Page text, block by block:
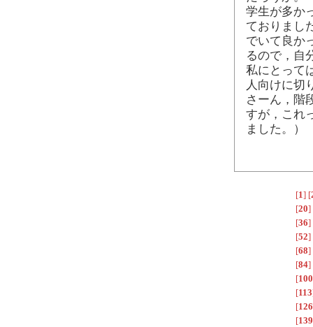
学生が多か
ておりまし
でいて良か
るので，自
私にとって
人向けに切
さーん，階
すが，これ
ました。）
[1] [
[20]
[36]
[52]
[68]
[84]
[100
[113
[126
[139